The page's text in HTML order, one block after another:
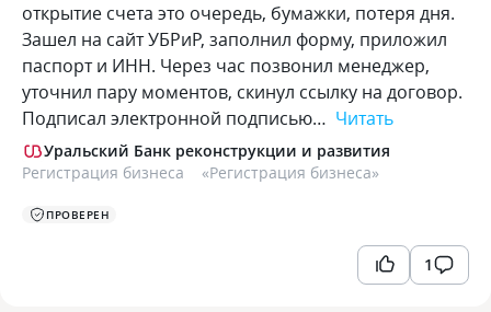
открытие счета это очередь, бумажки, потеря дня.
Зашел на сайт УБРиР, заполнил форму, приложил
паспорт и ИНН. Через час позвонил менеджер,
уточнил пару моментов, скинул ссылку на договор.
Подписал электронной подписью… Читать
Уральский Банк реконструкции и развития
Регистрация бизнеса
«Регистрация бизнеса»
ПРОВЕРЕН
1